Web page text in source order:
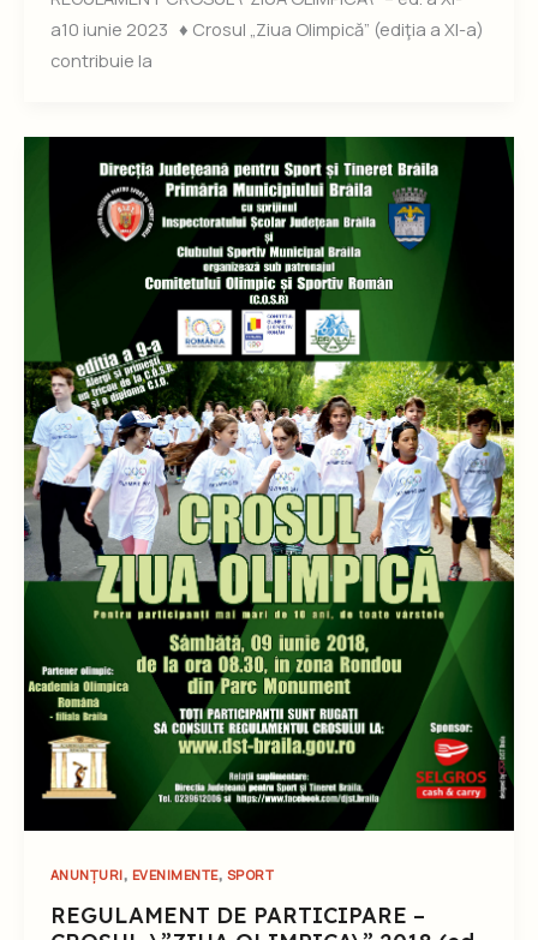
a10 iunie 2023 ♦ Crosul „Ziua Olimpică” (ediţia a XI-a)
contribuie la
ANUNȚURI, EVENIMENTE, SPORT
REGULAMENT DE PARTICIPARE –